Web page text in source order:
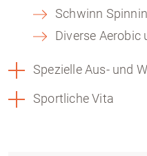
Schwinn
Diverse Aerobic
Spezielle Aus- und
Sportliche Vita